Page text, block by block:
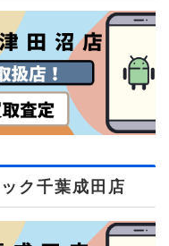
ク千葉成田店